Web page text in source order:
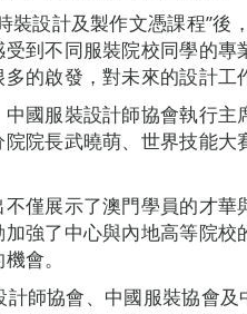
裝設計及製作文憑課程”後
到不同服裝院校同學的專
的啟發，對未來的設計工
國服裝設計師協會執行主
院長武曉萌、世界技能大
僅展示了澳門學員的才華
強了中心與內地高等院校
會。
師協會、中國服裝協會及